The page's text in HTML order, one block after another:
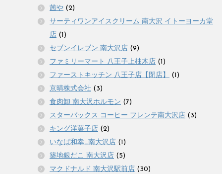
茜や (2)
サーティワンアイスクリーム 南大沢 イトーヨーカ堂
店 (1)
セブンイレブン 南大沢店 (9)
ファミリーマート 八王子上柚木店 (1)
ファーストキッチン 八王子店【閉店】
(1)
京晴株式会社 (3)
食肉卸 南大沢ホルモン (7)
スターバックス コーヒー フレンテ南大沢店 (3)
キング洋菓子店 (2)
いなば和幸_南大沢店 (1)
築地銀だこ 南大沢店 (5)
マクドナルド 南大沢駅前店 (30)